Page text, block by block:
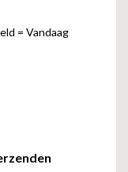
= Vandaag